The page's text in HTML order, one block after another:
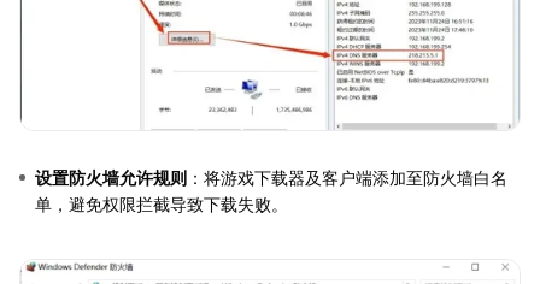
设置防火墙允许规则 ：将游戏下载器及客户端添加至防火墙白名
单，避免权限拦截导致下载失败。